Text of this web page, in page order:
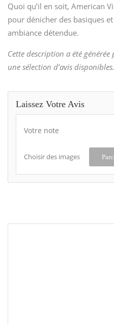
Quoi qu’il en soit, American
pour dénicher des basiques
ambiance détendue.
Cette description a été générée
une sélection d’avis disponibles.
Laissez Votre Avis
Votre note
Choisir des images